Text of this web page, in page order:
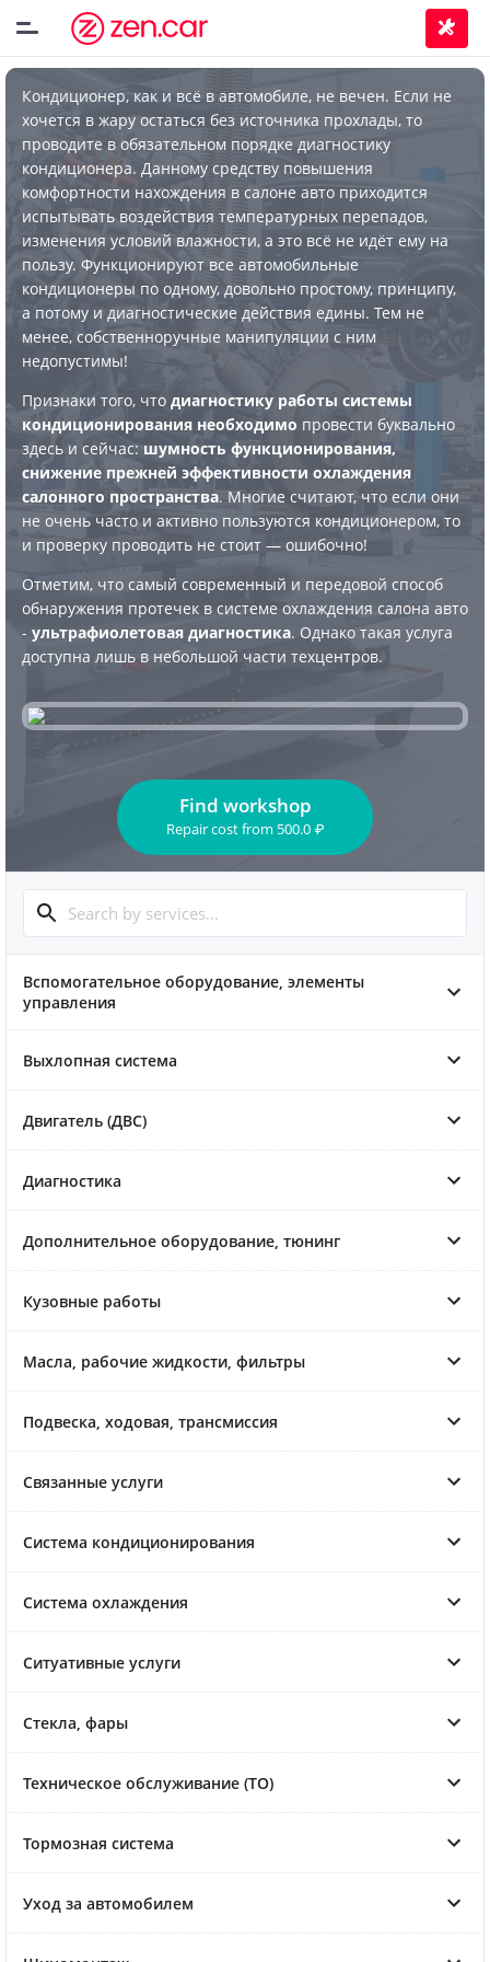
Кондиционер, как и всё в автомобиле, не вечен. Если не
хочется в жару остаться без источника прохлады, то
проводите в обязательном порядке диагностику
кондиционера. Данному средству повышения
комфортности нахождения в салоне авто приходится
испытывать воздействия температурных перепадов,
изменения условий влажности, а это всё не идёт ему на
пользу. Функционируют все автомобильные
кондиционеры по одному, довольно простому, принципу,
а потому и диагностические действия едины. Тем не
менее, собственноручные манипуляции с ним
недопустимы!
Признаки того, что диагностику работы системы
кондиционирования необходимо провести буквально
здесь и сейчас: шумность функционирования,
снижение прежней эффективности охлаждения
салонного пространства. Многие считают, что если они
не очень часто и активно пользуются кондиционером, то
и проверку проводить не стоит — ошибочно!
Отметим, что самый современный и передовой способ
обнаружения протечек в системе охлаждения салона авто
- ультрафиолетовая диагностика. Однако такая услуга
доступна лишь в небольшой части техцентров.
Find workshop
Repair costfrom 500.0 ₽
Вспомогательное оборудование, элементы
управления
Выхлопная система
Двигатель (ДВС)
Диагностика
Дополнительное оборудование, тюнинг
Кузовные работы
Масла, рабочие жидкости, фильтры
Подвеска, ходовая, трансмиссия
Связанные услуги
Система кондиционирования
Система охлаждения
Ситуативные услуги
Стекла, фары
Техническое обслуживание (ТО)
Тормозная система
Уход за автомобилем